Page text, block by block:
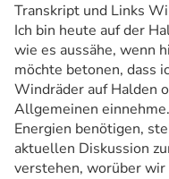
Transkript und Links
Ich bin heute auf der
wie es aussähe, wenn
möchte betonen, dass
Windräder auf Halden
Allgemeinen
Energien benötigen,
aktuellen Diskussion
verstehen, worüber